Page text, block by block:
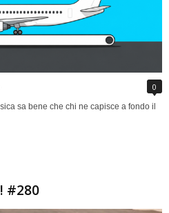
0
sa bene che chi ne capisce a fondo il
#280